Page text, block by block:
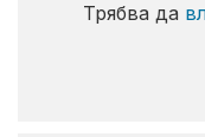
Трябва да